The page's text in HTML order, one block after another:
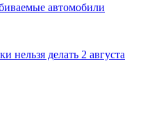
автомобили
нельзя делать 2 августа